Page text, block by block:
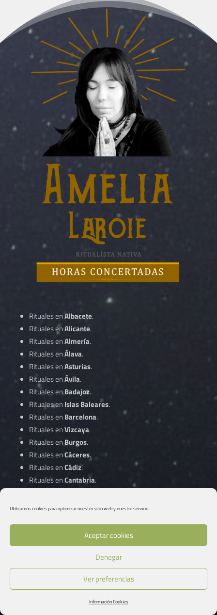
Utilizamos cookies para optimizar nuestro sitio web y nuestro servicio.
Aceptar cookies
Denegar
Ver preferencias
Información Cookies
Rituales enAlbacete.
Rituales enAlicante.
Rituales enAlmería.
Rituales enÁlava.
Rituales enAsturias.
Rituales enÁvila.
Rituales en Badajoz.
Rituales en Islas Baleares.
Rituales en Barcelona.
Rituales enVizcaya.
Rituales en Burgos.
Rituales enCáceres.
Rituales enCádiz.
Rituales enCantabria.
Rituales enCiudad Real.
Gipuzkoa.
Rituales enGirona.
Granada.